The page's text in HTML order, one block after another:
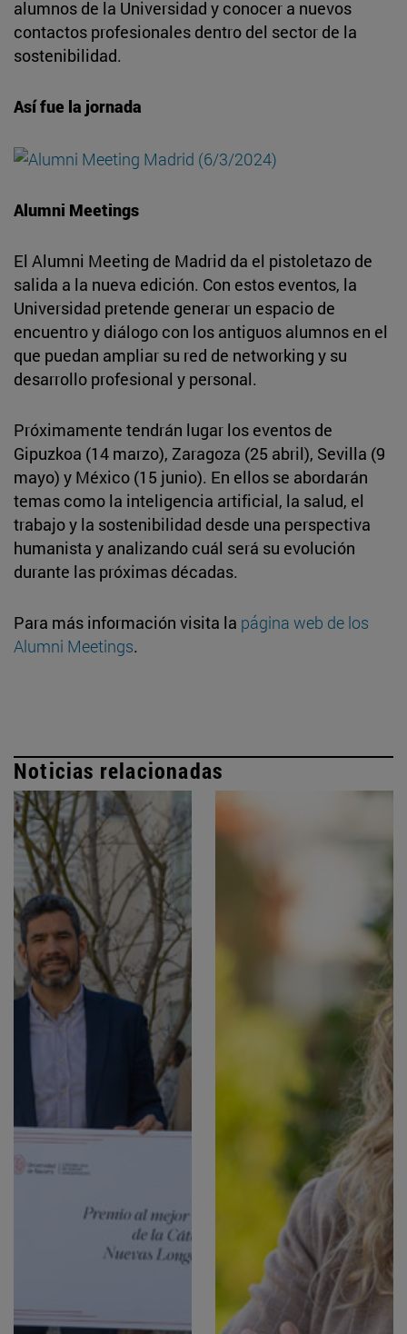
alumnos de la Universidad y conocer a nuevos
contactos profesionales dentro del sector de la
sostenibilidad.
Así fue la jornada
Alumni Meetings
El Alumni Meeting de Madrid da el pistoletazo de
salida a la nueva edición. Con estos eventos, la
Universidad pretende generar un espacio de
encuentro y diálogo con los antiguos alumnos en el
que puedan ampliar su red de networking y su
desarrollo profesional y personal.
Próximamente tendrán lugar los eventos de
Gipuzkoa (14 marzo), Zaragoza (25 abril), Sevilla (9
mayo) y México (15 junio). En ellos se abordarán
temas como la inteligencia artificial, la salud, el
trabajo y la sostenibilidad desde una perspectiva
humanista y analizando cuál será su evolución
durante las próximas décadas.
Para más información visita la página web de los
Alumni Meetings.
Noticias relacionadas